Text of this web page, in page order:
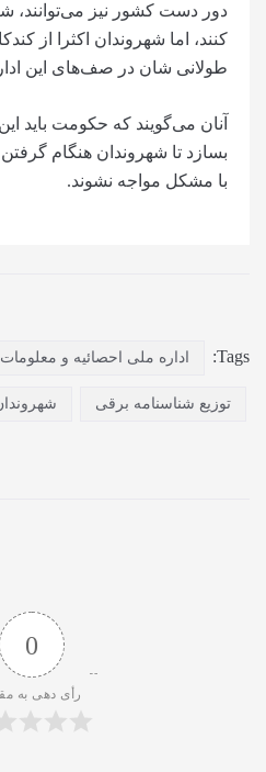
کنند، اما شهروندان اکثرا از
طولانی شان در صف‌های این
آنان می‌گویند که حکومت باید
بسازد تا شهروندان هنگام
با مشکل مواجه نشوند.
Tags: اداره ملی احصائیه و معلومات
توزیع شناسنامه برقی شهروندان
0
رأی دهی به